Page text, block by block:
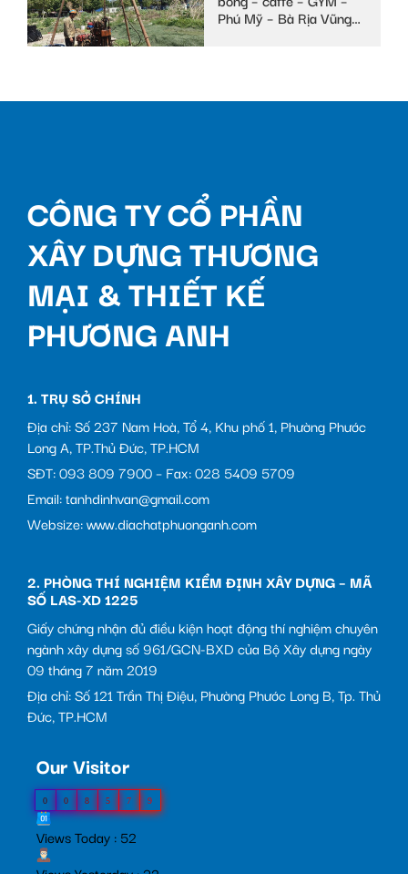
Phú Mỹ – Bà Rịa Vũng
CÔNG TY CỔ PHẦN
XÂY DỰNG THƯƠNG
MẠI & THIẾT KẾ
PHƯƠNG ANH
1. TRỤ SỞ CHÍNH
Địa chỉ: Số 237 Nam Hoà, Tổ 4, Khu phố 1, Phường Phước
Long A, TP.Thủ Đức, TP.HCM
SĐT: 093 809 7900 – Fax: 028 5409 5709
Email: tanhdinhvan@gmail.com
Websize: www.diachatphuonganh.com
2. PHÒNG THÍ NGHIỆM KIỂM ĐỊNH XÂY DỰNG – MÃ
SỐ LAS-XD 1225
Giấy chứng nhận đủ điều kiện hoạt động thí nghiệm chuyên
ngành xây dựng số 961/GCN-BXD của Bộ Xây dựng ngày
09 tháng 7 năm 2019
Địa chỉ: Số 121 Trần Thị Điệu, Phường Phước Long B, Tp. Thủ
Đức, TP.HCM
Our Visitor
0 0 8 5 7 9
Views Today : 52